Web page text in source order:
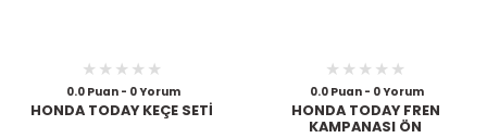
0.0 Puan - 0 Yorum
HONDA TODAY KEÇE SETİ
0.0 Puan - 0 Yorum
HONDA TODAY FREN
KAMPANASI ÖN